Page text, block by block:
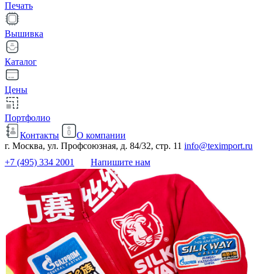
Печать
Вышивка
Каталог
Цены
Портфолио
Контакты
О компании
г. Москва, ул. Профсоюзная, д. 84/32, стр. 11 info@teximport.ru
+7 (495) 334 2001
Напишите нам